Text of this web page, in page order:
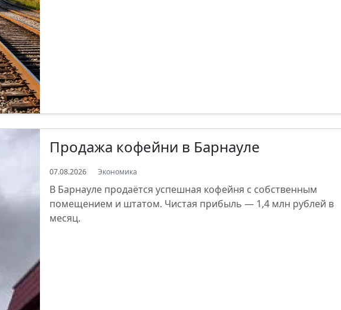
Продажа кофейни в Барнауле
07.08.2026 Экономика
В Барнауле продаётся успешная кофейня с собственным
помещением и штатом. Чистая прибыль — 1,4 млн рублей в
месяц.